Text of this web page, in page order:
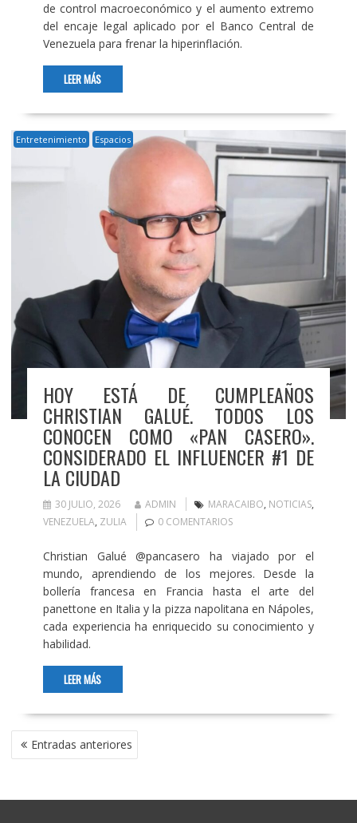
de control macroeconómico y el aumento extremo
del encaje legal aplicado por el Banco Central de
Venezuela para frenar la hiperinflación.
LEER MÁS
Entretenimiento Espacios
HOY ESTÁ DE CUMPLEAÑOS
CHRISTIAN GALUÉ. TODOS LOS
CONOCEN COMO «PAN CASERO».
CONSIDERADO EL INFLUENCER #1 DE
LA CIUDAD
30 JULIO, 2026 ADMIN MARACAIBO, NOTICIAS,
VENEZUELA, ZULIA 0 COMENTARIOS
Christian Galué @pancasero ha viajado por el
mundo, aprendiendo de los mejores. Desde la
bollería francesa en Francia hasta el arte del
panettone en Italia y la pizza napolitana en Nápoles,
cada experiencia ha enriquecido su conocimiento y
habilidad.
LEER MÁS
NAVEGACIÓN
DE Entradas anteriores